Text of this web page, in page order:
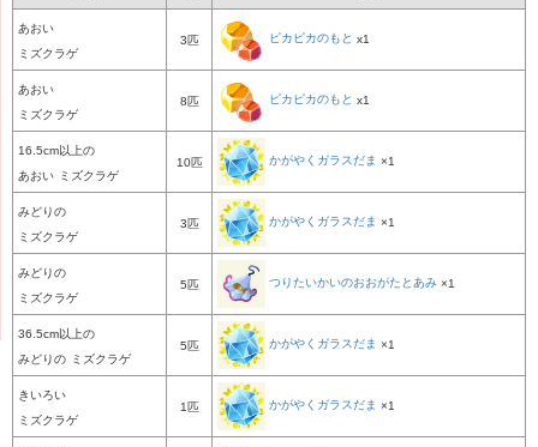
あおい
ミズクラゲ
3匹 ピカピカのもと x1
あおい
ミズクラゲ
8匹 ピカピカのもと x1
16.5cm以上の
あおい ミズクラゲ
10匹 かがやくガラスだま ×1
みどりの
ミズクラゲ
3匹 かがやくガラスだま ×1
みどりの
ミズクラゲ
5匹 つりたいかいのおおがたとあみ ×1
36.5cm以上の
みどりの ミズクラゲ
5匹 かがやくガラスだま ×1
きいろい
ミズクラゲ
1匹 かがやくガラスだま ×1